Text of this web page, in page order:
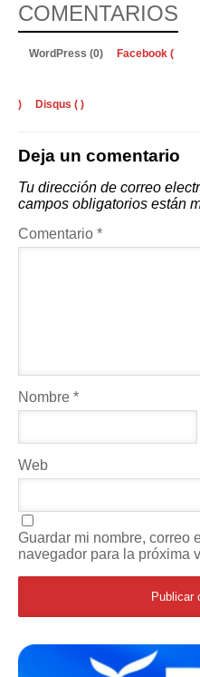
COMENTARIOS
WordPress (0) Facebook (
) Disqus ( )
Deja un comentario
Tu dirección de correo
campos obligatorios están
Comentario *
Nombre *
Web
Guardar mi nombre, correo
navegador para la próxima